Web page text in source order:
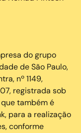
do grupo
de São Paulo,
nº 1149,
registrada sob
também é
para a realização
conforme